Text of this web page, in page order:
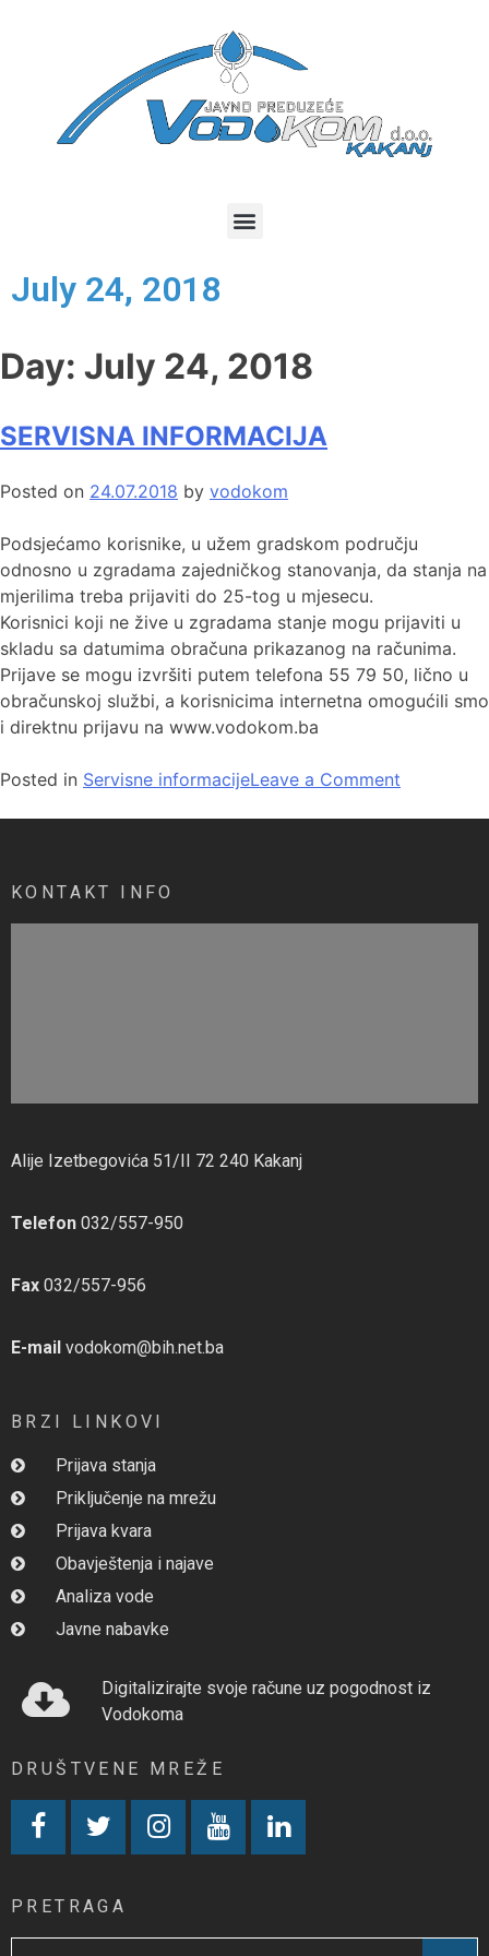
July 24, 2018
Day: July 24, 2018
SERVISNA INFORMACIJA
Posted on 24.07.2018 by vodokom
Podsjećamo korisnike, u užem gradskom području
odnosno u zgradama zajedničkog stanovanja, da stanja na
mjerilima treba prijaviti do 25-tog u mjesecu.
Korisnici koji ne žive u zgradama stanje mogu prijaviti u
skladu sa datumima obračuna prikazanog na računima.
Prijave se mogu izvršiti putem telefona 55 79 50, lično u
obračunskoj službi, a korisnicima internetna omogućili smo
i direktnu prijavu na www.vodokom.ba
Posted in Servisne informacijeLeave a Comment
KONTAKT INFO
Alije Izetbegovića 51/II 72 240 Kakanj
Telefon 032/557-950
Fax 032/557-956
E-mail vodokom@bih.net.ba
BRZI LINKOVI
Prijava stanja
Priključenje na mrežu
Prijava kvara
Obavještenja i najave
Analiza vode
Javne nabavke
Digitalizirajte svoje račune uz pogodnost iz
Vodokoma
DRUŠTVENE MREŽE
PRETRAGA